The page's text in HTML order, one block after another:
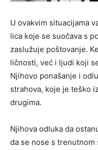
U ovakvim situacijama
lica koje se suočava s
zaslužuje poštovanje.
ličnosti, već i ljudi koji
Njihovo ponašanje i
strahova, koje je teško
drugima.
Njihova odluka da
da se nose s